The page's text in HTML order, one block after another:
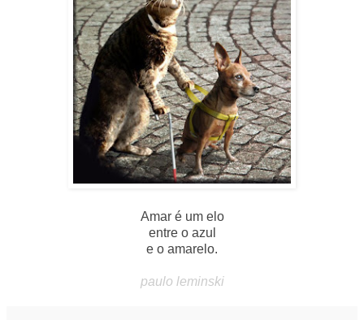
Amar é um elo
entre o azul
e o amarelo.
paulo leminski